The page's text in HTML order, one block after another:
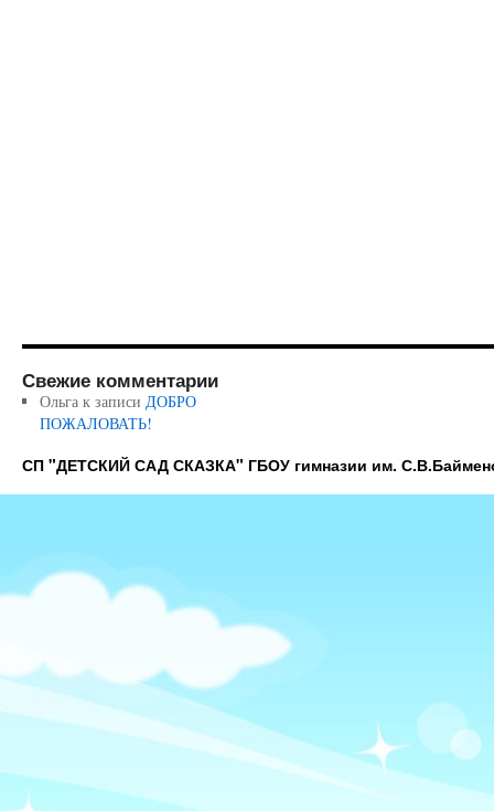
Свежие комментарии
Ольгак записи ДОБРО
ПОЖАЛОВАТЬ!
СП "ДЕТСКИЙ САД СКАЗКА" ГБОУ гимназии им.